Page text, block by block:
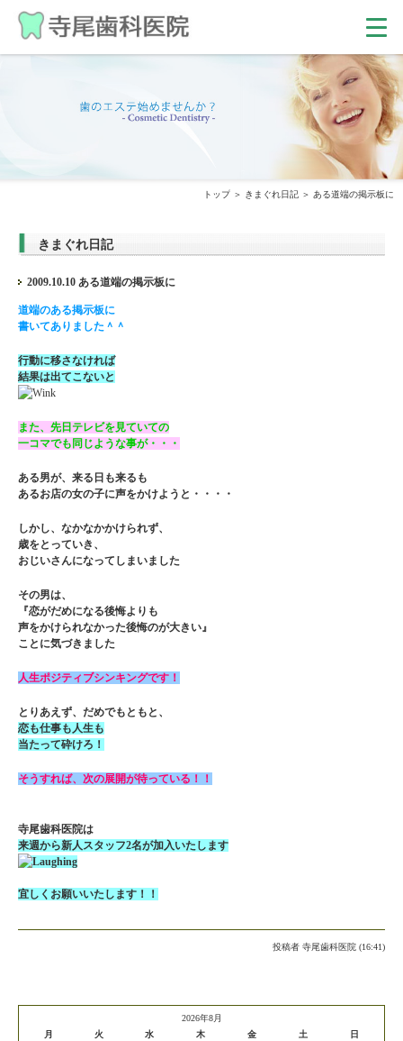
トップ きまぐれ日記 ある道端の掲示板に
きまぐれ日記
2009.10.10 ある道端の掲示板に
道端のある掲示板に
書いてありました＾＾
行動に移さなければ
結果は出てこないと
また、先日テレビを見ていての
一コマでも同じような事が・・・
ある男が、来る日も来るも
あるお店の女の子に声をかけようと・・・・
しかし、なかなかかけられず、
歳をとっていき、
おじいさんになってしまいました
その男は、
『恋がだめになる後悔よりも
声をかけられなかった後悔のが大きい』
ことに気づきました
人生ポジティブシンキングです！
とりあえず、だめでもともと、
恋も仕事も人生も
当たって砕けろ！
そうすれば、次の展開が待っている！！
寺尾歯科医院は
来週から新人スタッフ2名が加入いたします
宜しくお願いいたします！！
投稿者 寺尾歯科医院 (16:41)
2026年8月
月
火 水 木 金 土
日